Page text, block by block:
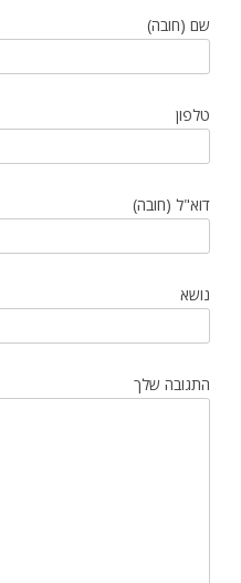
שם (חובה)
טלפון
דוא"ל (חובה)
נושא
התגובה שלך